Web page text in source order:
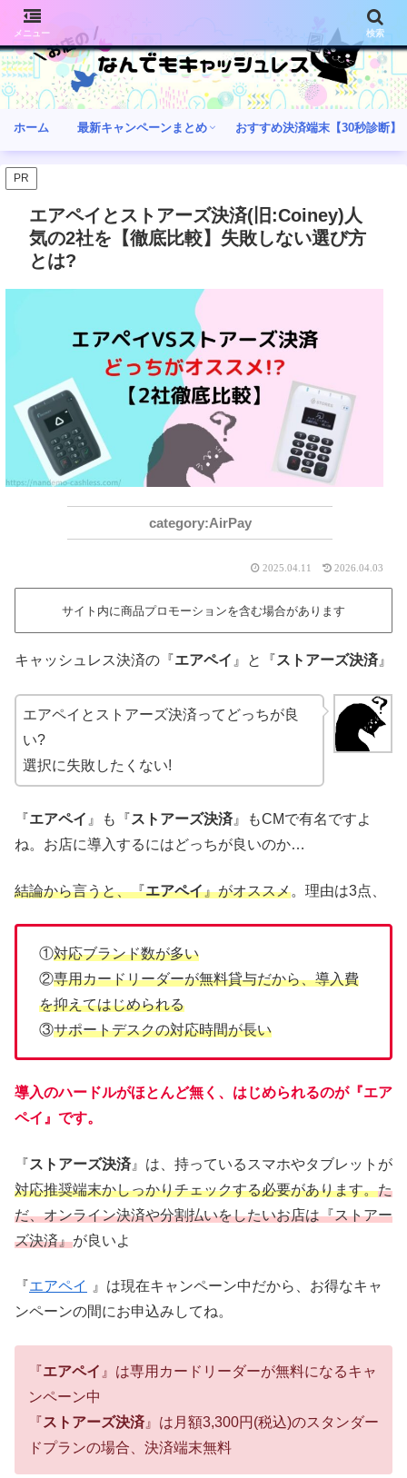
ホーム 最新キャンペーンまとめ おすすめ決済端末【30秒診断】
PR
エアペイとストアーズ決済(旧:Coiney)人
気の2社を【徹底比較】失敗しない選び方
とは?
AirPay
2025.04.11 2026.04.03
サイト内に商品プロモーションを含む場合があります
キャッシュレス決済の『 エアペイ 』と『 ストアーズ決済』
エアペイとストアーズ決済ってどっちが良
い?
選択に失敗したくない!
『エアペイ 』も『ストアーズ決済 』もCMで有名ですよ
ね。お店に導入するにはどっちが良いのか…
結論から言うと、『エアペイ』がオススメ。理由は3点、
①対応ブランド数が多い
②専用カードリーダーが無料貸与だから、導入費
を抑えてはじめられる
③サポートデスクの対応時間が長い
導入のハードルがほとんど無く、はじめられるのが『エア
ペイ』です。
『ストアーズ決済 』は、持っているスマホやタブレットが
対応推奨端末かしっかりチェックする必要があります。た
だ、オンライン決済や分割払いをしたいお店は『ストアー
ズ決済』が良いよ
『エアペイ
』は現在キャンペーン中だから、お得なキャ
ンペーンの間にお申込みしてね。
『エアペイ 』は専用カードリーダーが無料になるキャ
ンペーン中
『ストアーズ決済 』は月額3,300円(税込)のスタンダー
ドプランの場合、決済端末無料
メニュー 検索